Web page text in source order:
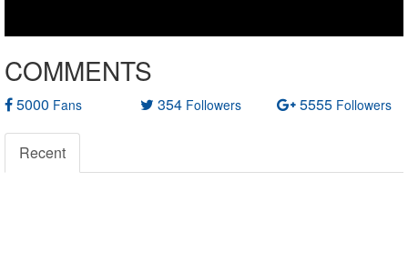
COMMENTS
5000 Fans 354 Followers 5555 Followers
Recent